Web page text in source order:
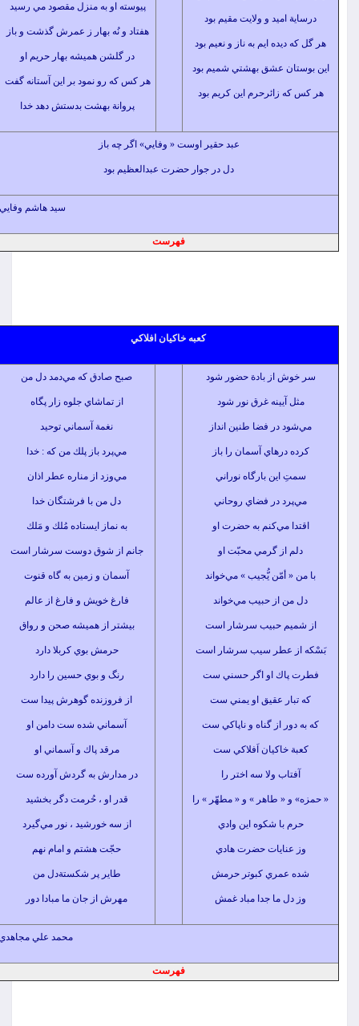
اميد و ولايت مقيم بود
ايم به ناز و نعيم بود
عشق بهشتي شميم بود
زائرحرم اين كريم بود
پيوسته او به منزل مقصود مي رسيد
هفتاد و نُه بهار ز عمرش گذشت و باز
در گلشن هميشه بهار حريم او
هر كس كه رو نمود بر اين آستانه گفت
پروانة بهشت بدستش دهد خدا
عبد حقير اوست « وفايي» اگر چه باز
دل در جوار حضرت عبدالعظيم بود
سيد هاشم وفايي
كعبه خاكيان افلاكي
از بادة حضور شود
آيينه غرق نور شود
در فضا طنين انداز
درهاي آسمان را باز
اين بارگاه نوراني
در فضاي روحاني
مي‌كنم به حضرت او
از گرمي محبّت او
« أمّن يُّجيب » مي‌خواند
از حبيب مي‌خواند
حبيب سرشار است
عطر سيب سرشار است
او اگر حسني ست
عقيق او يمني ست
از گناه و ناپاكي ست
خاكيان اَفلاكي ست
ولا سه اختر را
« طاهر » و « مطهّر » را
با شكوه اين وادي
عنايات حضرت هادي
عمري كبوتر حرمش
ما جدا مباد غمش
صبح صادق كه مي‌دمد دل من
از تماشاي جلوه زار پگاه
نغمة آسماني توحيد
مي‌پرد باز پلك من كه : خدا
مي‌وزد از مناره عطر اذان
دل من با فرشتگان خدا
به نماز ايستاده مُلك و مَلك
جانم از شوق دوست سرشار است
آسمان و زمين به گاه قنوت
فارغ خويش و فارغ از عالم
بيشتر از هميشه صحن و رواق
حرمش بوي كربلا دارد
رنگ و بوي حسين را دارد
از فروزنده گوهرش پيدا ست
آسماني شده ست دامن او
مرقد پاك و آسماني او
در مدارش به گردش آورده ست
قدر او ، حُرمت دگر بخشيد
از سه خورشيد ، نور مي‌گيرد
حجّت هشتم و امام نهم
طاير پر شكستة‌دل من
مهرش از جان ما مبادا دور
محمد علي مجاهدي